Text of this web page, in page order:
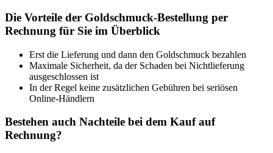
Die Vorteile der Goldschmuck-Bestellung per
Rechnung für Sie im Überblick
Erst die Lieferung und dann den Goldschmuck bezahlen
Maximale Sicherheit, da der Schaden bei Nichtlieferung
ausgeschlossen ist
In der Regel keine zusätzlichen Gebühren bei seriösen
Online-Händlern
Bestehen auch Nachteile bei dem Kauf auf
Rechnung?